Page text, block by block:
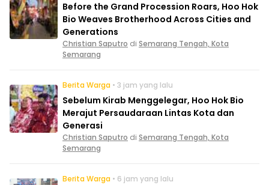
Before the Grand Procession Roars, Hoo Hok
Bio Weaves Brotherhood Across Cities and
Generations
Christian Saputro di Semarang Tengah, Kota
Semarang
Berita Warga • 3 jam yang lalu
Sebelum Kirab Menggelegar, Hoo Hok Bio
Merajut Persaudaraan Lintas Kota dan
Generasi
Christian Saputro di Semarang Tengah, Kota
Semarang
Berita Warga • 6 jam yang lalu